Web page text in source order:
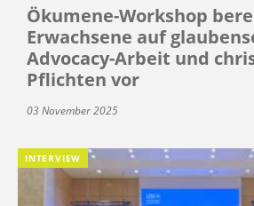
Ökumene-Workshop
Erwachsene auf
Advocacy-Arbeit und
Pflichten vor
03 November 2025
INTERVIEW